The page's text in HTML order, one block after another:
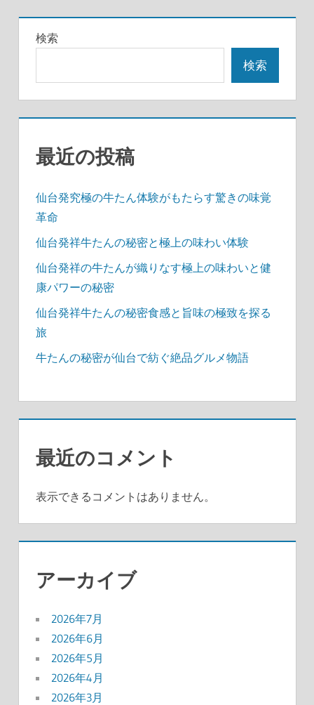
稿
の
ジ
送
事
検索
検索
最近の投稿
仙台発究極の牛たん体験がもたらす驚きの味覚
革命
仙台発祥牛たんの秘密と極上の味わい体験
仙台発祥の牛たんが織りなす極上の味わいと健
康パワーの秘密
仙台発祥牛たんの秘密食感と旨味の極致を探る
旅
牛たんの秘密が仙台で紡ぐ絶品グルメ物語
最近のコメント
表示できるコメントはありません。
アーカイブ
2026年7月
2026年6月
2026年5月
2026年4月
2026年3月